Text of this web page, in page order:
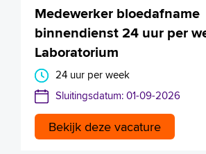
Medewerker bloedafname
binnendienst 24 uur per
Laboratorium
24 uur per week
Sluitingsdatum: 01-09-2026
Bekijk deze vacature